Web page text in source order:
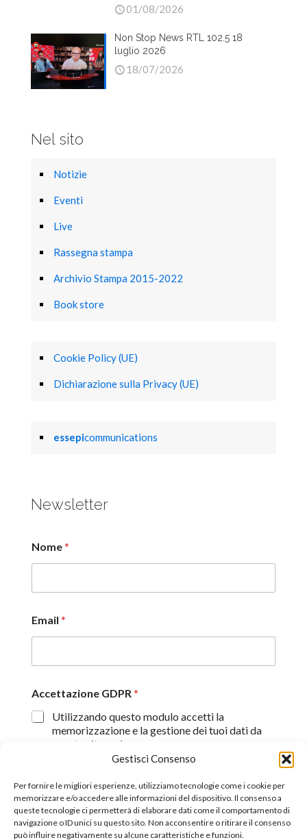
Gestisci Consenso
Per fornire le migliori esperienze, utilizziamo tecnologie come i cookie per
memorizzare e/o accedere alle informazioni del dispositivo. Il consenso a
queste tecnologie ci permetterà di elaborare dati come il comportamento di
navigazione o ID unici su questo sito. Non acconsentire o ritirare il consenso
può influire negativamente su alcune caratteristiche e funzioni.
01/08/2026
Non Stop News RTL 102.5 18
luglio 2026
18/07/2026
Nel sito
Notizie
Eventi
Live
Rassegna stampa
Archivio Stampa 2015-2022
Book store
Cookie Policy (UE)
Dichiarazione sulla Privacy (UE)
essepicommunications
Newsletter
Nome*
Email *
Accettazione GDPR*
Utilizzando questo modulo accetti la
memorizzazione e la gestione dei tuoi dati da
questo sito web.
Proseguendo, dichiaro di aver preso visione
Invia